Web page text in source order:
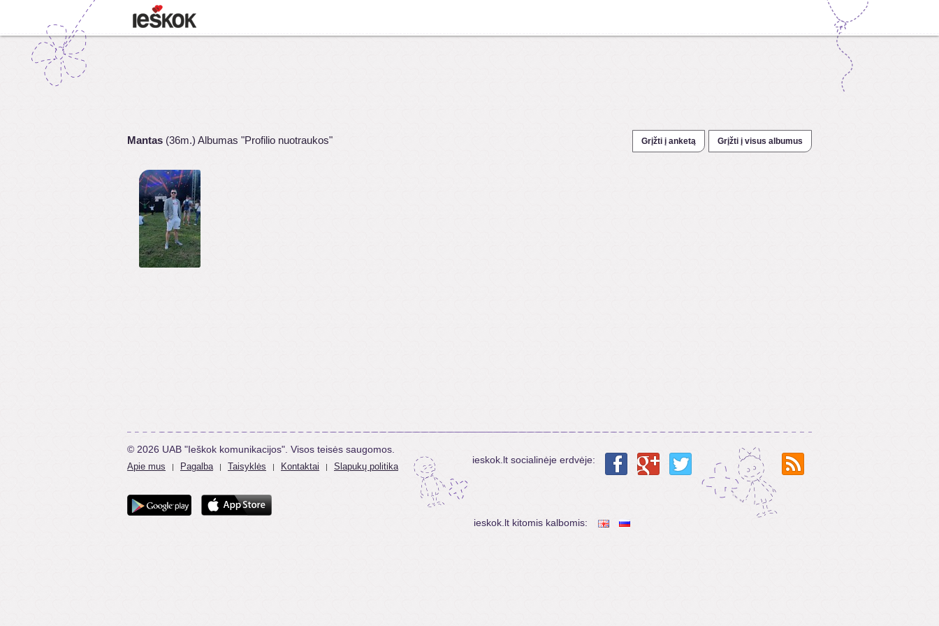
Mantas (36m.) Albumas "Profilio nuotraukos" Grįžti į anketą Grįžti į visus albumus
© 2026 UAB "Ieškok komunikacijos". Visos teisės saugomos.
Apie mus | Pagalba | Taisyklės | Kontaktai | Slapukų politika
ieskok.lt socialinėje erdvėje:
ieskok.lt kitomis kalbomis: